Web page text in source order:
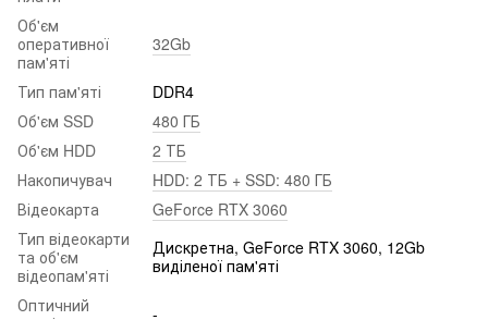
Об'єм
оперативної
пам'яті
32Gb
Тип пам'яті
DDR4
Об'єм SSD
480 ГБ
Об'єм HDD
2 ТБ
Накопичувач
HDD: 2 ТБ + SSD: 480 ГБ
Відеокарта
GeForce RTX 3060
Тип відеокарти
та об'єм
відеопам'яті
Дискретна, GeForce RTX 3060, 12Gb
виділеної пам'яті
Оптичний
-